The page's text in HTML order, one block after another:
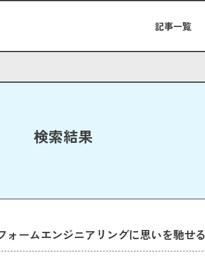
記事一覧
検索結果
ォームエンジニアリングに思いを馳せる